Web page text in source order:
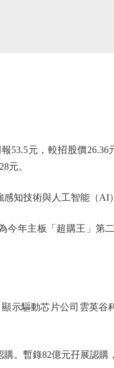
元，較招股價26.36
元。
技術與人工智能（AI
主板「超購王」第二
驅動芯片公司雲英谷
暫錄82億元孖展認購，